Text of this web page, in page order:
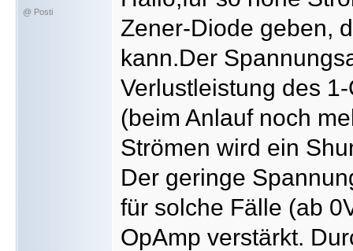
@ Posti
Zener-Diode geben,
kann.Der
Verlustleistung des
(beim Anlauf noch
Strömen wird ein
Der geringe
für solche Fälle (ab
OpAmp verstärkt.